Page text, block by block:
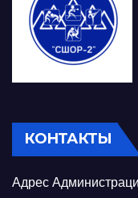
КОНТАКТЫ
Адрес